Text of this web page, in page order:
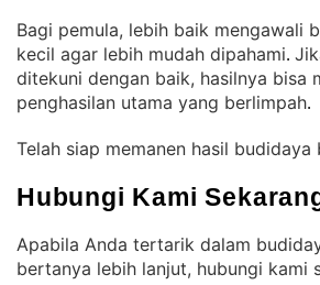
Bagi pemula, lebih baik mengawali
kecil agar lebih mudah dipahami.
ditekuni dengan baik, hasilnya bisa
penghasilan utama yang berlimpah.
Telah siap memanen hasil budidaya
Hubungi Kami
Apabila Anda tertarik dalam
bertanya lebih lanjut, hubungi kami